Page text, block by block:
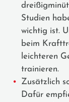
Studien
wichtig ist.
beim
leichteren
trainieren.
Zusätzlich
Dafür